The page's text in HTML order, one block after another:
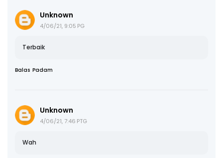
Unknown
4/06/21, 9:05 PG
Terbaik
Balas Padam
Unknown
4/06/21, 7:46 PTG
Wah